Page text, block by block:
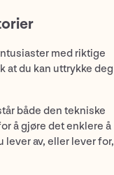
med riktige
at du kan uttrykke deg
både den tekniske
å gjøre det enklere å
av, eller lever for,